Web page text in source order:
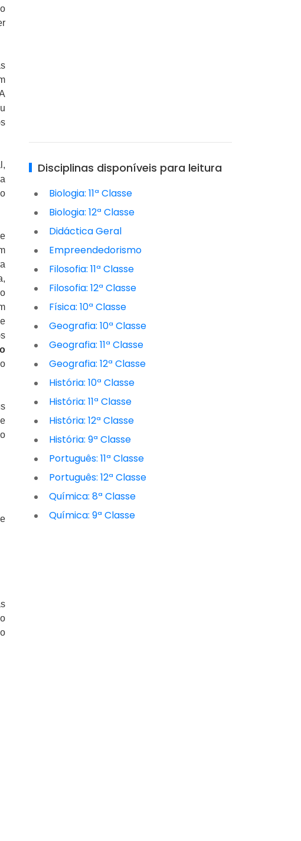
Disciplinas disponíveis para leitura
Biologia: 11ª Classe
Biologia: 12ª Classe
Didáctica Geral
Empreendedorismo
Filosofia: 11ª Classe
Filosofia: 12ª Classe
Física: 10ª Classe
Geografia: 10ª Classe
Geografia: 11ª Classe
Geografia: 12ª Classe
História: 10ª Classe
História: 11ª Classe
História: 12ª Classe
História: 9ª Classe
Português: 11ª Classe
Português: 12ª Classe
Química: 8ª Classe
Química: 9ª Classe